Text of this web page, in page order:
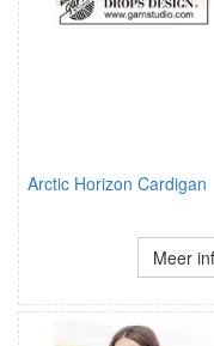
Arctic Horizon Cardigan
Meer